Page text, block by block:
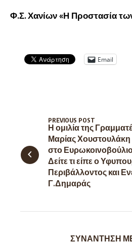
Φ.Σ. Χανίων «Η Προστασία
Email
Η ομιλία της
Μαρίας
στο Ευρωκοινοβούλιο
Δείτε τι είπε ο
Περιβάλλοντος και
Γ.Δημαράς
PREVIOUS POST
ΣΥΝΑΝΤΗΣΗ